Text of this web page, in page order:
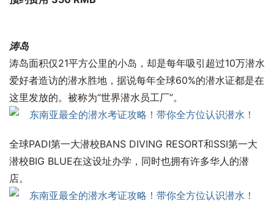
涛岛
涛岛面积仅21平方公里的小岛，却是每年吸引超过10万潜水
爱好者造访的潜水胜地，据说每年全球60%的潜水证都是在
这里发放的。被称为“世界潜水员工厂”。
全球PADI第一大潜校BANS DIVING RESORT和SSI第一大
潜校BIG BLUE在这设址办学，同时也拥有许多华人的潜
店。